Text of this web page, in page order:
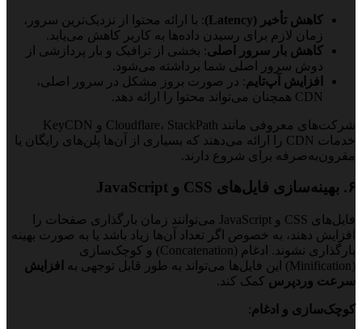
کاهش تأخیر (Latency)
: با ارائه محتوا از نزدیک‌ترین سرور،
زمان لازم برای رسیدن داده‌ها به کاربر کاهش می‌یابد.
کاهش بار سرور اصلی: بخشی از ترافیک و بار پردازشی از
دوش سرور اصلی شما برداشته می‌شود.
افزایش آپ‌تایم: در صورت بروز مشکل در سرور اصلی،
CDN همچنان می‌تواند محتوا را ارائه دهد.
شرکت‌های معروفی مانند Cloudflare، StackPath و KeyCDN
خدمات CDN را ارائه می‌دهند که بسیاری از آن‌ها پلن‌های رایگان یا
مقرون‌به‌صرفه برای شروع دارند.
۶. بهینه‌سازی فایل‌های CSS و JavaScript
فایل‌های CSS و JavaScript می‌توانند زمان بارگذاری صفحات را
افزایش دهند، به خصوص اگر تعداد آن‌ها زیاد باشد یا به صورت بهینه
بارگذاری نشوند. ادغام (Concatenation) و کوچک‌سازی
(Minification) این فایل‌ها می‌تواند به طور قابل توجهی به
افزایش
سرعت وردپرس کمک کند.
کوچک‌سازی و ادغام: